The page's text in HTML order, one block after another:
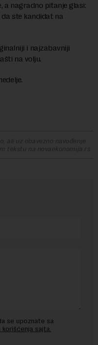
a nagradno pitanje glasi:
ste kandidat na
i najzabavniji
na volju.
ali uz obavezno navođenje
tekstu na novaekonomija.rs
se upoznate sa
sajta.